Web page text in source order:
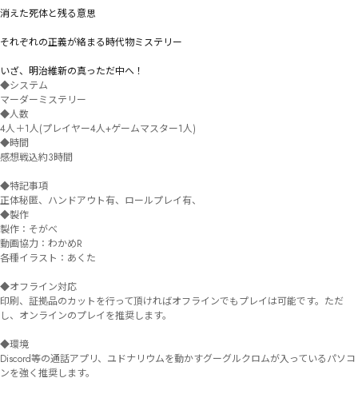
消えた死体と残る意思
それぞれの正義が絡まる時代物ミステリー
いざ、明治維新の真っただ中へ！
◆システム
マーダーミステリー
◆人数
4人＋1人(プレイヤー4人+ゲームマスター1人)
◆時間
感想戦込約3時間
◆特記事項
正体秘匿、ハンドアウト有、ロールプレイ有、
◆製作
製作：そがべ
動画協力：わかめR
各種イラスト：あくた
◆オフライン対応
印刷、証拠品のカットを行って頂ければオフラインでもプレイは可能です。ただ
し、オンラインのプレイを推奨します。
◆環境
Discord等の通話アプリ、ユドナリウムを動かすグーグルクロムが入っているパソコ
ンを強く推奨します。